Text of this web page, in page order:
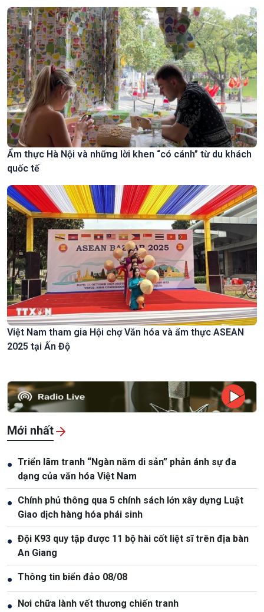
Ẩm thực Hà Nội và những lời khen “có cánh” từ du khách
quốc tế
Việt Nam tham gia Hội chợ Văn hóa và ẩm thực ASEAN
2025 tại Ấn Độ
Mới nhất
● Triển lãm tranh “Ngàn năm di sản” phản ánh sự đa
dạng của văn hóa Việt Nam
● Chính phủ thông qua 5 chính sách lớn xây dựng Luật
Giao dịch hàng hóa phái sinh
● Đội K93 quy tập được 11 bộ hài cốt liệt sĩ trên địa bàn
An Giang
● Thông tin biển đảo 08/08
● Nơi chữa lành vết thương chiến tranh